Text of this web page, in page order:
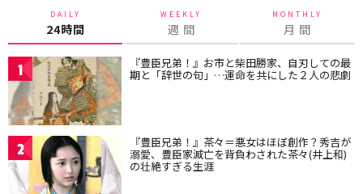
DAILY
24時間
WEEKLY
週 間
MONTHLY
月 間
1 『豊臣兄弟！』お市と柴田勝家、自刃しての最
期と「辞世の句」…運命を共にした２人の悲劇
2 『豊臣兄弟！』茶々＝悪女はほぼ創作？秀吉が
溺愛、豊臣家滅亡を背負わされた茶々(井上和)
の壮絶すぎる生涯